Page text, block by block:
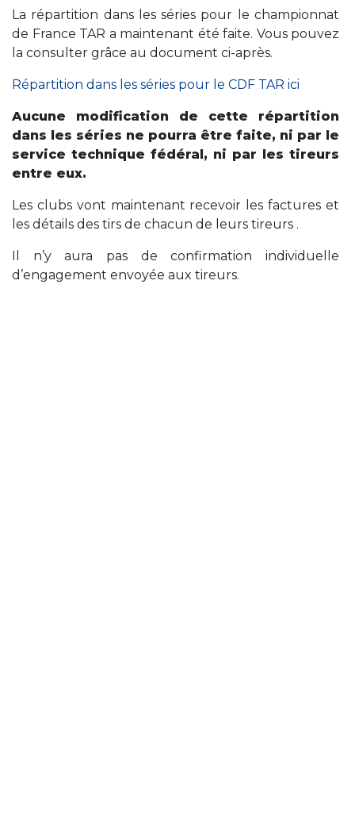
La répartition dans les séries pour le championnat
de France TAR a maintenant été faite. Vous pouvez
la consulter grâce au document ci-après.
Répartition dans les séries pour le CDF TAR ici
Aucune modification de cette répartition
dans les séries ne pourra être faite, ni par le
service technique fédéral, ni par les tireurs
entre eux.
Les clubs vont maintenant recevoir les factures et
les détails des tirs de chacun de leurs tireurs .
Il n’y aura pas de confirmation individuelle
d’engagement envoyée aux tireurs.